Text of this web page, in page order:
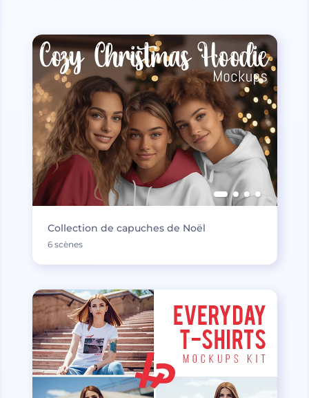
Collection de capuches de Noël
6 scènes